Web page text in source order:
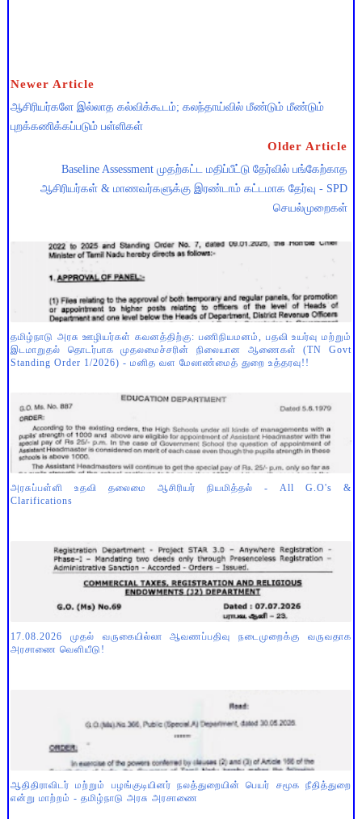
Newer Article
ஆசிரியர்களே இல்லாத கல்விக்கூடம்; கலந்தாய்வில் மீண்டும் மீண்டும்
புறக்கணிக்கப்படும் பள்ளிகள்
Older Article
Baseline Assessment முதற்கட்ட மதிப்பீட்டு தேர்வில் பங்கேற்காத
ஆசிரியர்கள் & மாணவர்களுக்கு இரண்டாம் கட்டமாக தேர்வு - SPD
செயல்முறைகள்
தமிழ்நாடு அரசு ஊழியர்கள் கவனத்திற்கு: பணிநியமனம், பதவி உயர்வு மற்றும்
இடமாறுதல் தொடர்பாக முதலமைச்சரின் நிலையான ஆணைகள் (TN Govt
Standing Order 1/2026) - மனித வள மேலாண்மைத் துறை உத்தரவு!!
அரசுப்பள்ளி உதவி தலைமை ஆசிரியர் நியமித்தல் - All G.O's &
Clarifications
17.08.2026 முதல் வருகையில்லா ஆவணப்பதிவு நடைமுறைக்கு வருவதாக
அரசாணை வெளியீடு!
ஆதிதிராவிடர் மற்றும் பழங்குடியினர் நலத்துறையின் பெயர் சமூக நீதித்துறை
என்று மாற்றம் - தமிழ்நாடு அரசு அரசாணை